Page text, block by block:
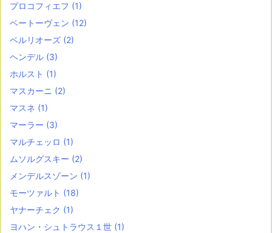
プロコフィエフ (1)
ベートーヴェン (12)
ベルリオーズ (2)
ヘンデル (3)
ホルスト (1)
マスカーニ (2)
マスネ (1)
マーラー (3)
マルチェッロ (1)
ムソルグスキー (2)
メンデルスゾーン (1)
モーツァルト (18)
ヤナーチェク (1)
ヨハン・シュトラウス１世 (1)